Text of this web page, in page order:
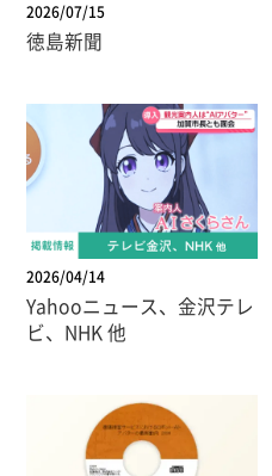
2026/07/15
徳島新聞
2026/04/14
Yahooニュース、金沢テレ
ビ、NHK 他